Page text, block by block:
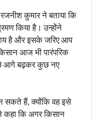
कुमार ने बताया कि
किया है। उन्होंने
है और इसके जरिए आप
आज भी पारंपरिक
आगे बढ़कर कुछ नए
सकते हैं, क्योंकि वह इसे
कहा कि अगर किसान